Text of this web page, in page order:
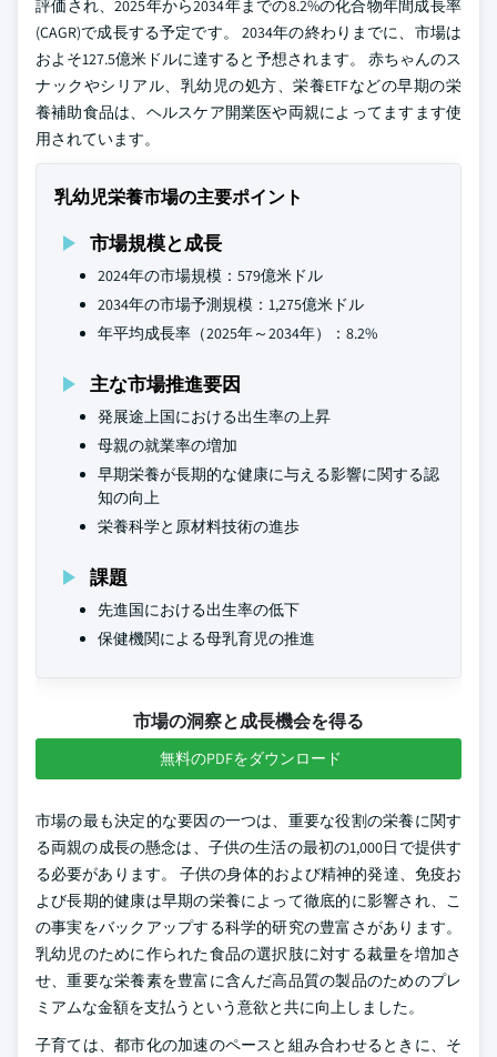
評価され、2025年から2034年までの8.2%の化合物年間成長率
(CAGR)で成長する予定です。 2034年の終わりまでに、市場は
およそ127.5億米ドルに達すると予想されます。 赤ちゃんのス
ナックやシリアル、乳幼児の処方、栄養ETFなどの早期の栄
養補助食品は、ヘルスケア開業医や両親によってますます使
用されています。
乳幼児栄養市場の主要ポイント
市場規模と成長
2024年の市場規模：579億米ドル
2034年の市場予測規模：1,275億米ドル
年平均成長率（2025年～2034年）：8.2%
主な市場推進要因
発展途上国における出生率の上昇
母親の就業率の増加
早期栄養が長期的な健康に与える影響に関する認
知の向上
栄養科学と原材料技術の進歩
課題
先進国における出生率の低下
保健機関による母乳育児の推進
市場の洞察と成長機会を得る
無料のPDFをダウンロード
市場の最も決定的な要因の一つは、重要な役割の栄養に関す
る両親の成長の懸念は、子供の生活の最初の1,000日で提供す
る必要があります。 子供の身体的および精神的発達、免疫お
よび長期的健康は早期の栄養によって徹底的に影響され、こ
の事実をバックアップする科学的研究の豊富さがあります。
乳幼児のために作られた食品の選択肢に対する裁量を増加さ
せ、重要な栄養素を豊富に含んだ高品質の製品のためのプレ
ミアムな金額を支払うという意欲と共に向上しました。
子育ては、都市化の加速のペースと組み合わせるときに、そ